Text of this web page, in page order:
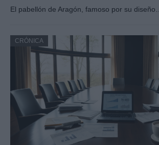
El pabellón de Aragón, famoso por su diseño…
CRÓNICA